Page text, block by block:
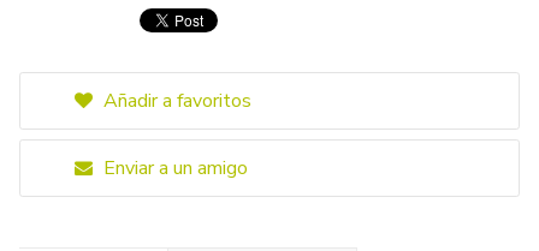
Añadir a favoritos
Enviar a un amigo